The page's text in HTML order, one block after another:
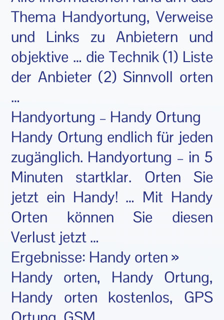
Thema Handyortung, Verweise
und Links zu Anbietern und
objektive … die Technik (1) Liste
der Anbieter (2) Sinnvoll orten
…
Handyortung – Handy Ortung
Handy Ortung endlich für jeden
zugänglich. Handyortung – in 5
Minuten startklar. Orten Sie
jetzt ein Handy! … Mit Handy
Orten können Sie diesen
Verlust jetzt …
Ergebnisse: Handy orten »
Handy orten, Handy Ortung,
Handy orten kostenlos, GPS